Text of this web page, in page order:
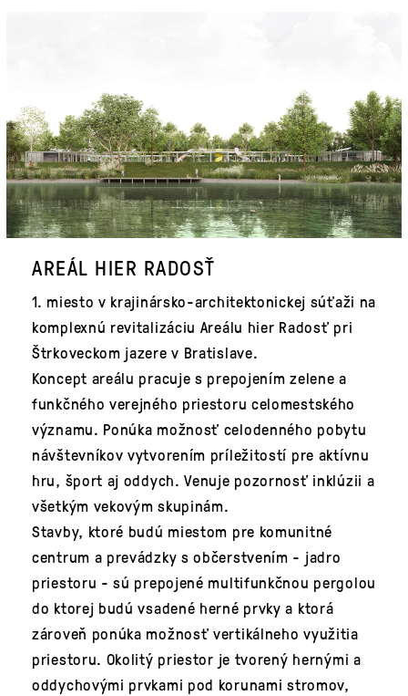
AREÁL HIER RADOSŤ
1. miesto v krajinársko-architektonickej súťaži na
komplexnú revitalizáciu Areálu hier Radosť pri
Štrkoveckom jazere v Bratislave.
Koncept areálu pracuje s prepojením zelene a
funkčného verejného priestoru celomestského
významu. Ponúka možnosť celodenného pobytu
návštevníkov vytvorením príležitostí pre aktívnu
hru, šport aj oddych. Venuje pozornosť inklúzii a
všetkým vekovým skupinám.
Stavby, ktoré budú miestom pre komunitné
centrum a prevádzky s občerstvením - jadro
priestoru - sú prepojené multifunkčnou pergolou
do ktorej budú vsadené herné prvky a ktorá
zároveň ponúka možnosť vertikálneho využitia
priestoru. Okolitý priestor je tvorený hernými a
oddychovými prvkami pod korunami stromov,